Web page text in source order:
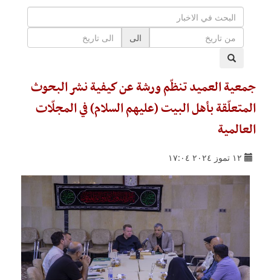
الى
جمعية العميد تنظّم ورشة عن كيفية نشر البحوث
المتعلّقة بأهل البيت (عليهم السلام) في المجلّات
العالمية
١٢ تموز ٢٠٢٤ ١٧:٠٤